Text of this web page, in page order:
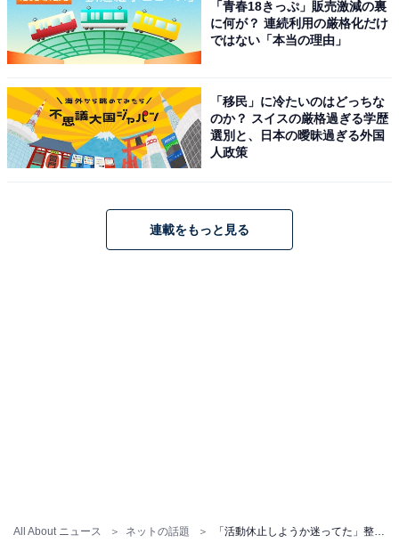
All About ニュース ネットの話題
「青春18きっぷ」販売激減の裏
に何が？ 連続利用の厳格化だけ
ではない「本当の理由」
「移民」に冷たいのはどっちな
のか？ スイスの厳格過ぎる学歴
選別と、日本の曖昧過ぎる外国
人政策
連載をもっと見る